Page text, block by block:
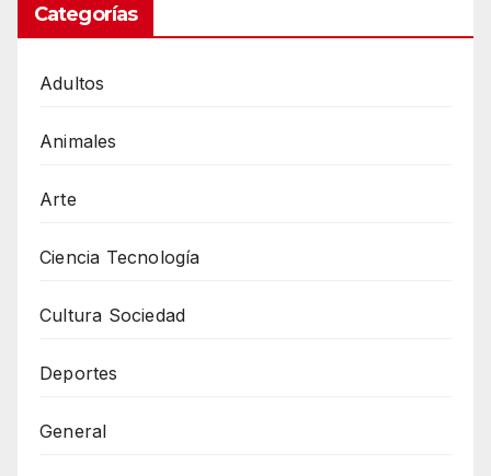
Categorías
Adultos
Animales
Arte
Ciencia Tecnología
Cultura Sociedad
Deportes
General